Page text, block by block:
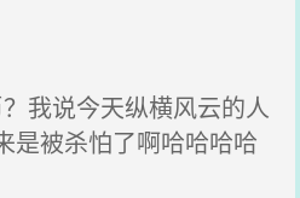
我说今天纵横风云的人
是被杀怕了啊哈哈哈哈